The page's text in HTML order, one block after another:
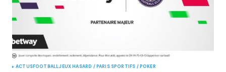
ACTUSFOOTBALLJEUX HASARD / PARIS SPORTIFS / POKER